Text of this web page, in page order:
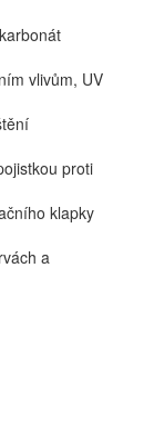
vlivům, UV
proti
klapky
a